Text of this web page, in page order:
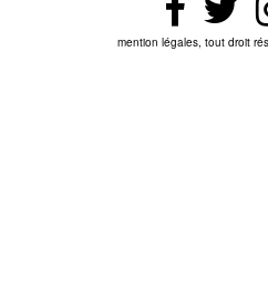
mention légales, tout droit